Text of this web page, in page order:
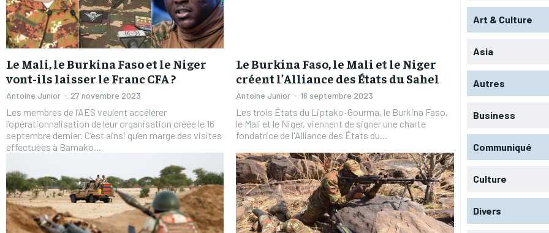
FOREVER
/ forever
RECOMMENDED
1-YEAR
FOREVER
/ forever
RECOMMENDED
1-YEAR
Le Mali, le Burkina Faso et le Niger
vont-ils laisser le Franc CFA ?
Antoine Junior - 27 novembre 2023
Les membres de l’AES veulent accélérer
l’opérationnalisation de leur organisation créée le 16
septembre dernier. C’est ainsi qu’en marge des visites
effectuées à Bamako...
Le Burkina Faso, le Mali et le Niger
créent l’Alliance des États du Sahel
Antoine Junior - 16 septembre 2023
Les trois États du Liptako-Gourma, le Burkina Faso,
le Mali et le Niger, viennent de signer une charte
fondatrice de l'Alliance des États du...
Art & Culture
Asia
Autres
Business
Communiqué
Culture
Divers